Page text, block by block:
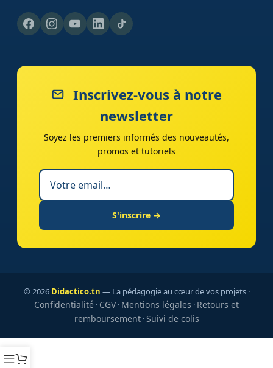
Inscrivez-vous à notre
newsletter
Soyez les premiers informés des nouveautés,
promos et tutoriels
S'inscrire →
© 2026 Didactico.tn — La pédagogie au cœur de vos projets ·
Confidentialité · CGV· Mentions légales · Retours et
remboursement·Suivi de colis